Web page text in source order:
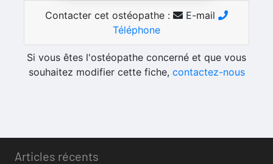
Contacter cet ostéopathe :
E-mail
Téléphone
Si vous êtes l'ostéopathe concerné et que vous
souhaitez modifier cette fiche, contactez-nous
Articles récents